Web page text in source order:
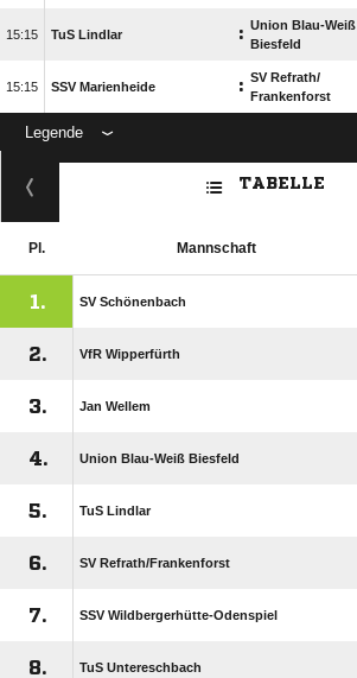
 TuS Lindlar : Union Blau-Weiß
Biesfeld
 SSV Marienheide : SV Refrath/​
Frankenforst
Legende
ANZEIGE
TABELLE
Pl. Mannschaft
1. SV Schönenbach
2. VfR Wipperfürth
3. Jan Wellem
4. Union Blau-Weiß Biesfeld
5. TuS Lindlar
6. SV Refrath/​Frankenforst
7. SSV Wildbergerhütte-Odenspiel
8. TuS Untereschbach